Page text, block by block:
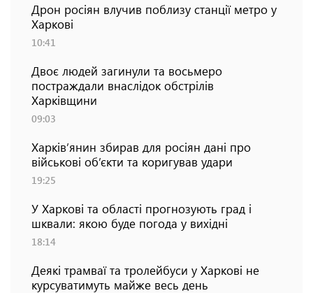
Дрон росіян влучив поблизу станції метро у
Харкові
10:41
Двоє людей загинули та восьмеро
постраждали внаслідок обстрілів
Харківщини
09:03
Харків’янин збирав для росіян дані про
військові об’єкти та коригував удари
19:25
У Харкові та області прогнозують град і
шквали: якою буде погода у вихідні
18:14
Деякі трамваї та тролейбуси у Харкові не
курсуватимуть майже весь день